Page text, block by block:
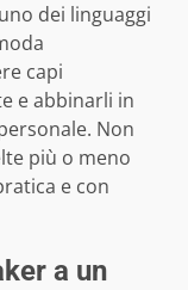
dei linguaggi
capi
e abbinarli in
Non
più o meno
e con
a un